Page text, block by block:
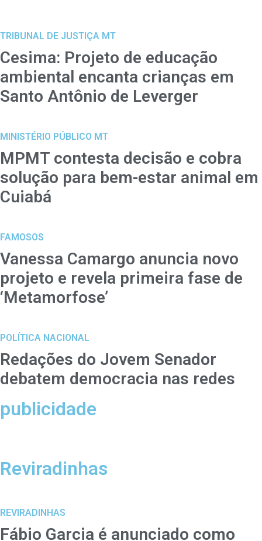
TRIBUNAL DE JUSTIÇA MT
Cesima: Projeto de educação
ambiental encanta crianças em
Santo Antônio de Leverger
MINISTÉRIO PÚBLICO MT
MPMT contesta decisão e cobra
solução para bem-estar animal em
Cuiabá
FAMOSOS
Vanessa Camargo anuncia novo
projeto e revela primeira fase de
‘Metamorfose’
POLÍTICA NACIONAL
Redações do Jovem Senador
debatem democracia nas redes
publicidade
Reviradinhas
REVIRADINHAS
Fábio Garcia é anunciado como